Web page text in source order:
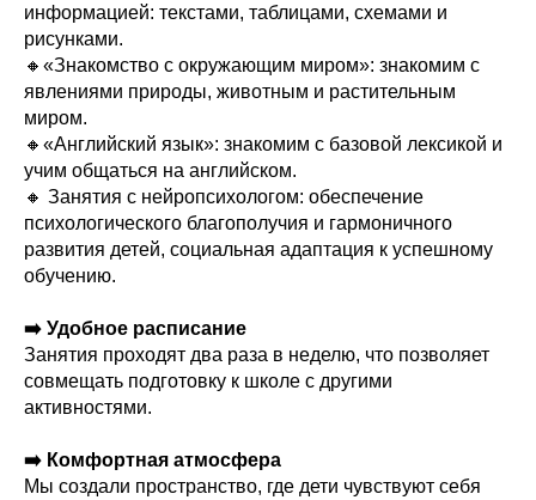
информацией: текстами, таблицами, схемами и
рисунками.
🔸«Знакомство с окружающим миром»: знакомим с
явлениями природы, животным и растительным
миром.
🔸«Английский язык»: знакомим с базовой лексикой и
учим общаться на английском.
🔸 Занятия с нейропсихологом: обеспечение
психологического благополучия и гармоничного
развития детей, социальная адаптация к успешному
обучению.
➡️ Удобное расписание
Занятия проходят два раза в неделю, что позволяет
совмещать подготовку к школе с другими
активностями.
➡️ Комфортная атмосфера
Мы создали пространство, где дети чувствуют себя